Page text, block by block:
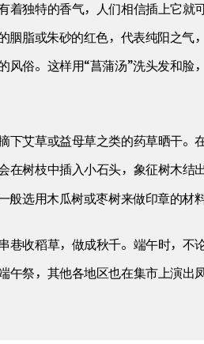
独特的香气，人们相信插上它就
脂或朱砂的红色，代表纯阳之气
俗。这样用“菖蒲汤”洗头发和脸
艾草或益母草之类的药草晒干。
树枝中插入小石头，象征树木结
选用木瓜树或枣树来做印章的材料
收稻草，做成秋千。端午时，不
祭，其他各地区也在集市上演出